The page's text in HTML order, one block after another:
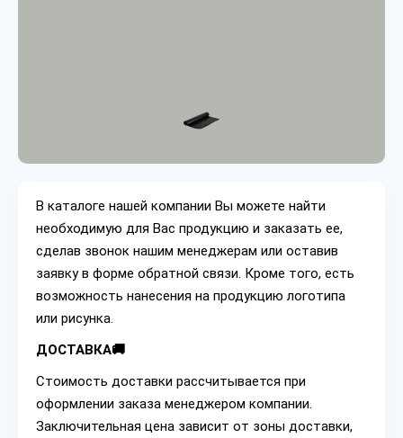
В каталоге нашей компании Вы можете найти
необходимую для Вас продукцию и заказать ее,
сделав звонок нашим менеджерам или оставив
заявку в форме обратной связи. Кроме того, есть
возможность нанесения на продукцию логотипа
или рисунка.
ДОСТАВКА🚚
Стоимость доставки рассчитывается при
оформлении заказа менеджером компании.
Заключительная цена зависит от зоны доставки,